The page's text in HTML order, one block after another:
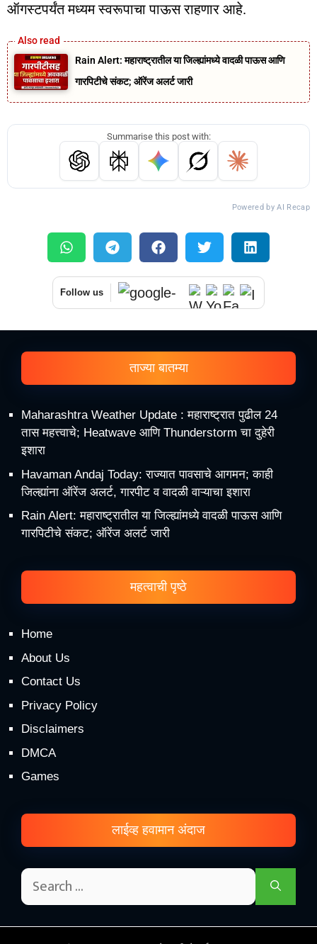
ऑगस्टपर्यंत मध्यम स्वरूपाचा पाऊस राहणार आहे.
Rain Alert: महाराष्ट्रातील या जिल्ह्यांमध्ये वादळी पाऊस आणि
गारपिटीचे संकट; ऑरेंज अलर्ट जारी
Summarise this post with:
Powered by AI Recap
Follow us
ताज्या बातम्या
Maharashtra Weather Update : महाराष्ट्रात पुढील 24
तास महत्त्वाचे; Heatwave आणि Thunderstorm चा दुहेरी
इशारा
Havaman Andaj Today: राज्यात पावसाचे आगमन; काही
जिल्ह्यांना ऑरेंज अलर्ट, गारपीट व वादळी वाऱ्याचा इशारा
Rain Alert: महाराष्ट्रातील या जिल्ह्यांमध्ये वादळी पाऊस आणि
गारपिटीचे संकट; ऑरेंज अलर्ट जारी
महत्वाची पृष्ठे
Home
About Us
Contact Us
Privacy Policy
Disclaimers
DMCA
Games
लाईव्ह हवामान अंदाज